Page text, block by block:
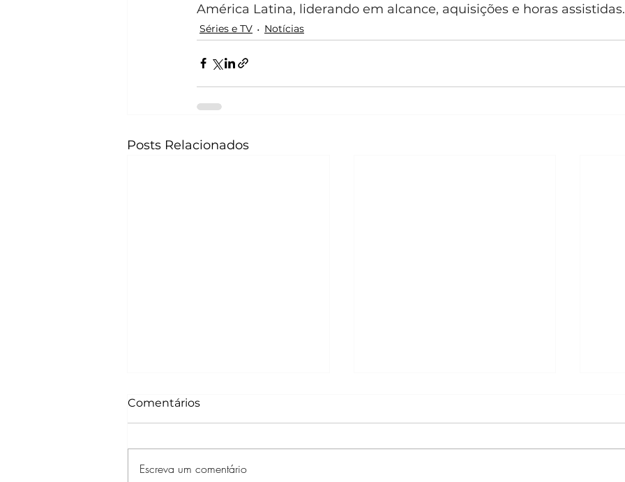
América Latina, liderando em alcance, aquisições e horas assistidas.
Séries e TV Notícias
Posts Relacionados
Comentários
Escreva um comentário